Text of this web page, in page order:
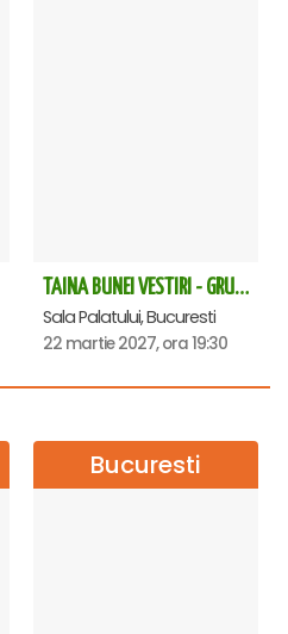
TAINA BUNEI VESTIRI - GRUPUL PSALTIC TRONOS la Sala Palatului
Sala Palatului, Bucuresti
22 martie 2027, ora 19:30
Bucuresti